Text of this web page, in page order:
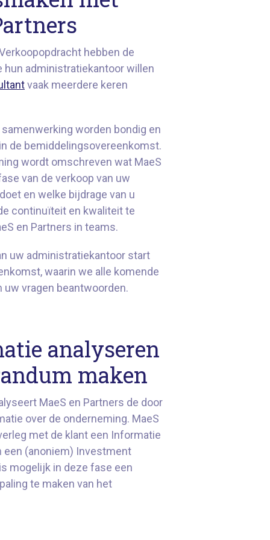
hebben de
hun administratiekantoor willen
vaak meerdere keren
worden bondig en
de bemiddelingsovereenkomst.
wordt omschreven wat MaeS
van de verkoop van uw
en welke bijdrage van u
continuïteit en kwaliteit te
en Partners in teams.
uw administratiekantoor start
waarin we alle komende
vragen beantwoorden.
analyseren
maken
MaeS en Partners de door
over de onderneming. MaeS
met de klant een Informatie
een (anoniem) Investment
mogelijk in deze fase een
te maken van het